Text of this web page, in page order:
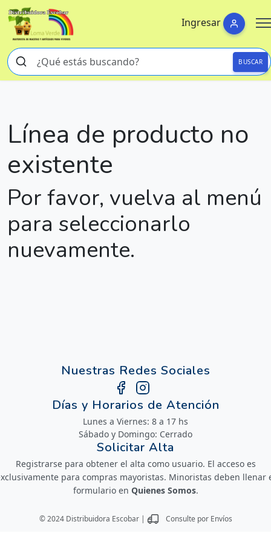
Ingresar
BUSCAR
Línea de producto no
existente
Por favor, vuelva al menú
para seleccionarlo
nuevamente.
Nuestras Redes Sociales
Días y Horarios de Atención
Lunes a Viernes: 8 a 17 hs
Sábado y Domingo: Cerrado
Solicitar Alta
Registrarse para obtener el alta como usuario. El acceso es
para compras mayoristas. Minoristas deben llenar
formulario en Quienes Somos.
© 2024 Distribuidora Escobar | Consulte por Envíos